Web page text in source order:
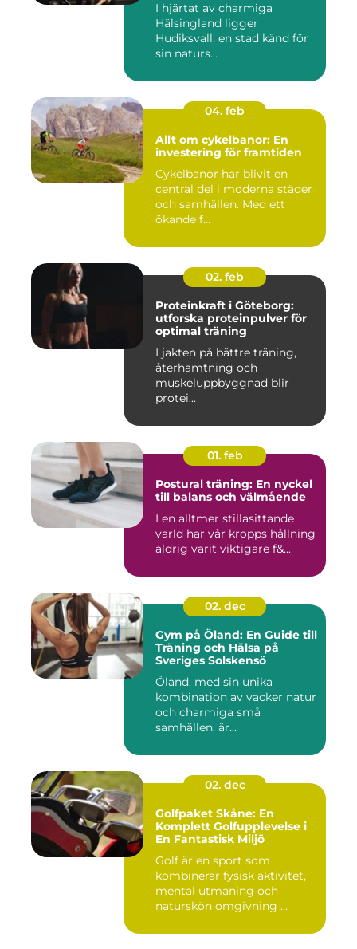
I hjärtat av charmiga
Hälsingland ligger
Hudiksvall, en stad känd för
sin naturs...
04. feb
Allt om cykelbanor: En
investering för framtiden
Cykelbanor har blivit en
central del i moderna städer
och samhällen. Med ett
ökande f...
02. feb
Proteinkraft i Göteborg:
utforska proteinpulver för
optimal träning
I jakten på bättre träning,
återhämtning och
muskeluppbyggnad blir
protei...
01. feb
Postural träning: En nyckel
till balans och välmående
I en alltmer stillasittande
värld har vår kropps hållning
aldrig varit viktigare f&...
02. dec
Gym på Öland: En Guide till
Träning och Hälsa på
Sveriges Solskensö
Öland, med sin unika
kombination av vacker natur
och charmiga små
samhällen, är...
02. dec
Golfpaket Skåne: En
Komplett Golfupplevelse i
En Fantastisk Miljö
Golf är en sport som
kombinerar fysisk aktivitet,
mental utmaning och
naturskön omgivning ...